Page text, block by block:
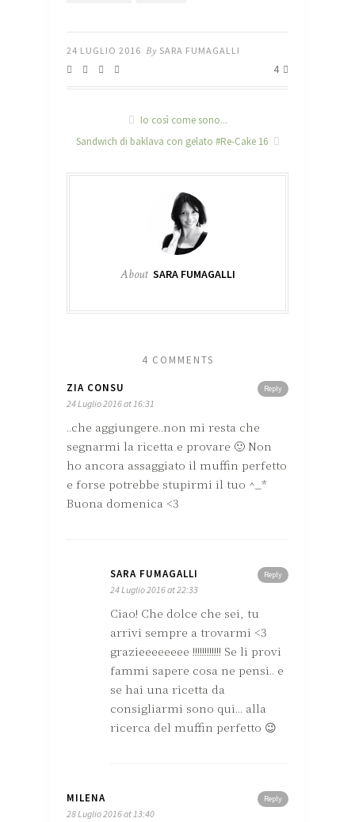
24 LUGLIO 2016 By SARA FUMAGALLI
4
Io così come sono...
Sandwich di baklava con gelato #Re-Cake 16
About SARA FUMAGALLI
4 COMMENTS
Reply
ZIA CONSU
24 Luglio 2016 at 16:31
..che aggiungere..non mi resta che
segnarmi la ricetta e provare 🙂 Non
ho ancora assaggiato il muffin perfetto
e forse potrebbe stupirmi il tuo ^_*
Buona domenica <3
Reply
SARA FUMAGALLI
24 Luglio 2016 at 22:33
Ciao! Che dolce che sei, tu
arrivi sempre a trovarmi <3
grazieeeeeeee !!!!!!!!!!!! Se li provi
fammi sapere cosa ne pensi.. e
se hai una ricetta da
consigliarmi sono qui... alla
ricerca del muffin perfetto 😉
Reply
MILENA
28 Luglio 2016 at 13:40